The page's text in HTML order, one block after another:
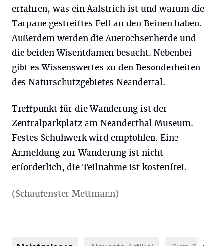
erfahren, was ein Aalstrich ist und warum die
Tarpane gestreiftes Fell an den Beinen haben.
Außerdem werden die Auerochsenherde und
die beiden Wisentdamen besucht. Nebenbei
gibt es Wissenswertes zu den Besonderheiten
des Naturschutzgebietes Neandertal.
Treffpunkt für die Wanderung ist der
Zentralparkplatz am Neanderthal Museum.
Festes Schuhwerk wird empfohlen. Eine
Anmeldung zur Wanderung ist nicht
erforderlich, die Teilnahme ist kostenfrei.
(Schaufenster Mettmann)